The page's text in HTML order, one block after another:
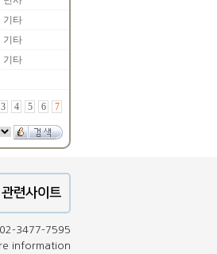
기타
기타
기타
3 4 5 6 7
련사이트
3477-7595
information